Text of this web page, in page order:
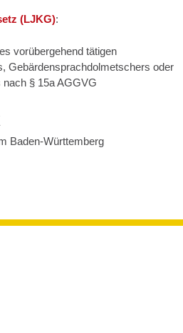
(LJKG):
vorübergehend tätigen
Gebärdensprachdolmetschers oder
§ 15a AGGVG
Baden-Württemberg